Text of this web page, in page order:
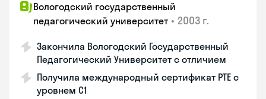
Вологодский государственный
педагогический университет • 2003 г.
Закончила Вологодский Государственный
Педагогический Университет с отличием
Получила международный сертификат PTE с
уровнем C1